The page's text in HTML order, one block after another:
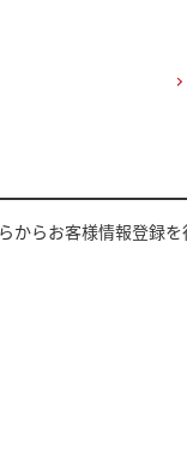
からお客様情報登録